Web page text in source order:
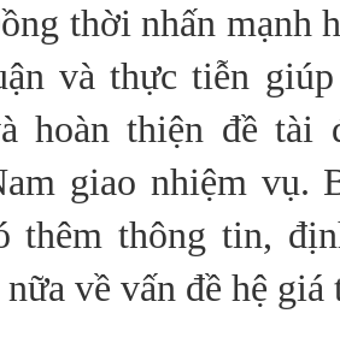
thời nhấn mạnh
và thực tiễn
hoàn thiện đề tài
giao nhiệm vụ.
thêm thông tin,
về vấn đề hệ